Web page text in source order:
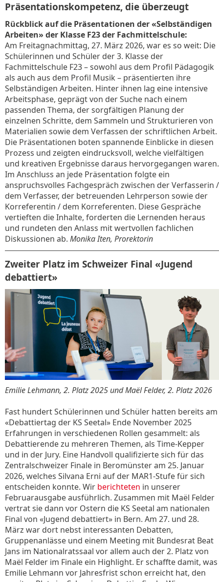
Präsentationskompetenz, die überzeugt
Rückblick auf die Präsentationen der «Selbständigen
Arbeiten» der Klasse F23 der Fachmittelschule:
Am Freitagnachmittag, 27. März 2026, war es so weit: Die
Schülerinnen und Schüler der 3. Klasse der
Fachmittelschule F23 – sowohl aus dem Profil Pädagogik
als auch aus dem Profil Musik – präsentierten ihre
Selbständigen Arbeiten. Hinter ihnen lag eine intensive
Arbeitsphase, geprägt von der Suche nach einem
passenden Thema, der sorgfältigen Planung der
einzelnen Schritte, dem Sammeln und Strukturieren von
Materialien sowie dem Verfassen der schriftlichen Arbeit.
Die Präsentationen boten spannende Einblicke in diesen
Prozess und zeigten eindrucksvoll, welche vielfältigen
und kreativen Ergebnisse daraus hervorgegangen waren.
Im Anschluss an jede Präsentation folgte ein
anspruchsvolles Fachgespräch zwischen der Verfasserin /
dem Verfasser, der betreuenden Lehrperson sowie der
Korreferentin / dem Korreferenten. Diese Gespräche
vertieften die Inhalte, forderten die Lernenden heraus
und rundeten den Anlass mit wertvollen fachlichen
Diskussionen ab. Monika Iten, Prorektorin
Zweiter Platz im Schweizer Final «Jugend
debattiert»
Emilie Lehmann, 2. Platz 2025 und Maël Felder, 2. Platz 2026
Fast hundert Schülerinnen und Schüler hatten bereits am
«Debattiertag der KS Seetal» Ende November 2025
Erfahrungen in verschiedenen Rollen gesammelt: als
Debattierende zu mehreren Themen, als Time-Kepper
und in der Jury. Eine Handvoll qualifizierte sich für das
Zentralschweizer Finale in Beromünster am 25. Januar
2026, welches Silvana Erni auf der MAR1-Stufe für sich
entscheiden konnte. Wir berichteten in unserer
Februarausgabe ausführlich. Zusammen mit Maël Felder
vertrat sie dann vor Ostern die KS Seetal am nationalen
Final von «Jugend debattiert» in Bern. Am 27. und 28.
März war dort nebst interessanten Debatten,
Gruppenanlässe und einem Meeting mit Bundesrat Beat
Jans im Nationalratssaal vor allem auch der 2. Platz von
Maël Felder im Finale ein Highlight. Er schaffte damit, was
Emilie Lehmann vor Jahresfrist schon erreicht hat, den